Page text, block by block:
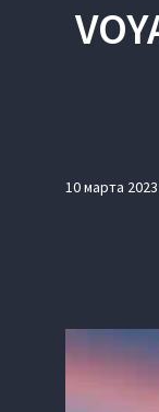
10 марта 2023